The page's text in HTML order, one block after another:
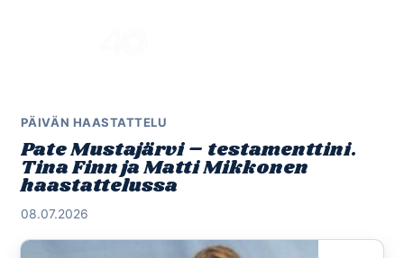
PÄIVÄN HAASTATTELU
Pate Mustajärvi – testamenttini.
Tina Finn ja Matti Mikkonen
haastattelussa
08.07.2026